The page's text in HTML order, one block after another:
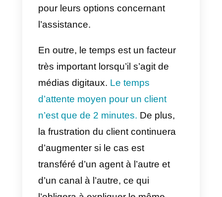
de services omnicanal. Pour offrir
une expérience d’achat pratique
aux clients, la plateforme a
également intégré des magasins
physiques, un site mobile et des
sites de commerce électronique.
Leur service clientèle est
excellent. Si le produit que vous
souhaitez est en rupture de
le personnel peut le commander